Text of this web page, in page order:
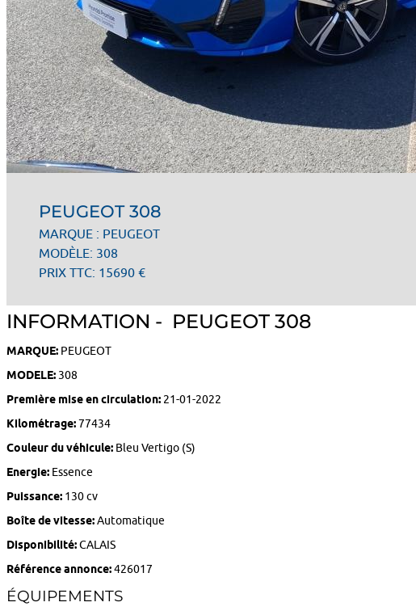
PEUGEOT 308
MARQUE : PEUGEOT
MODÈLE: 308
PRIX TTC: 15690 €
INFORMATION - PEUGEOT 308
MARQUE: PEUGEOT
MODELE: 308
Première mise en circulation: 21-01-2022
Kilométrage:77434
Couleur du véhicule: Bleu Vertigo (S)
Energie: Essence
Puissance: 130 cv
Boîte de vitesse:Automatique
Disponibilité:CALAIS
Référence annonce:426017
ÉQUIPEMENTS